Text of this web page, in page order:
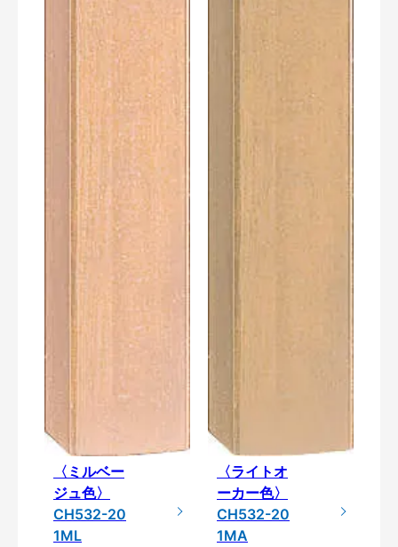
〈ミルベー
ジュ色〉
CH532-20
1ML
〈ライトオ
ーカー色〉
CH532-20
1MA